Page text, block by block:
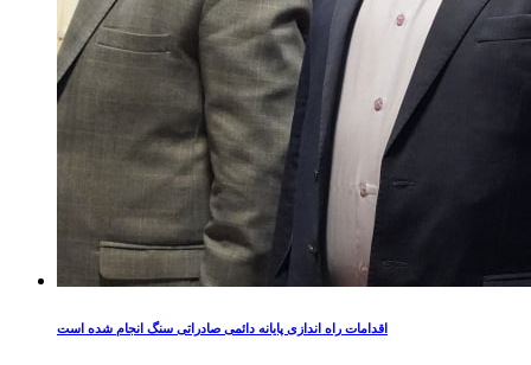
اقدامات راه اندازی پایانه دائمی صادراتی سنگ انجام شده است